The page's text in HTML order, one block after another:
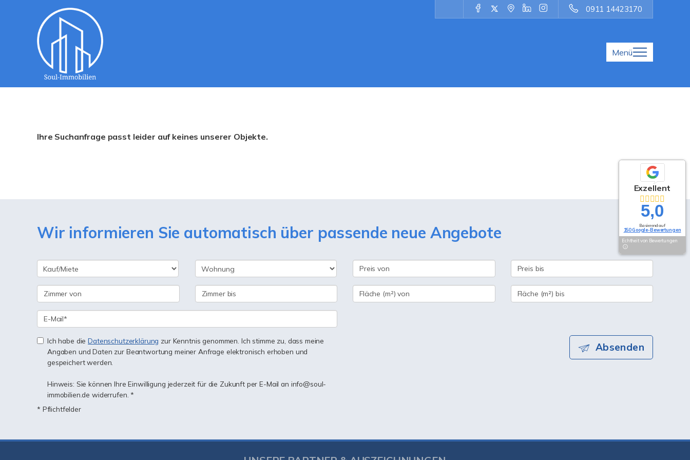
0911 14423170
Menü
Ihre Suchanfrage passt leider auf keines unserer Objekte.
Wir informieren Sie automatisch über passende neue Angebote
Ich habe dieDatenschutzerklärung zur Kenntnis genommen. Ich stimme zu, dass meine
Angaben und Daten zur Beantwortung meiner Anfrage elektronisch erhoben und
gespeichert werden.
Hinweis: Sie können Ihre Einwilligung jederzeit für die Zukunft per E-Mail an info@soul-
immobilien.de widerrufen. *
* Pflichtfelder
Absenden
Exzellent
5,0
Basierend auf
150 Google-Bewertungen
Echtheit von Bewertungen